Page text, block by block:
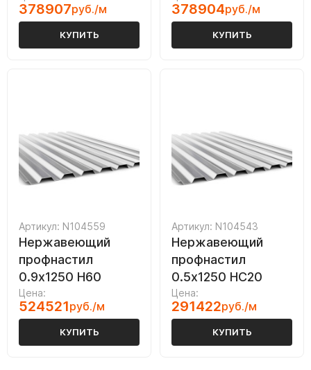
378907руб./м
КУПИТЬ
378904руб./м
КУПИТЬ
Артикул: N104559
Нержавеющий
профнастил
0.9х1250 Н60
Цена:
524521руб./м
КУПИТЬ
Артикул: N104543
Нержавеющий
профнастил
0.5х1250 НС20
Цена:
291422руб./м
КУПИТЬ